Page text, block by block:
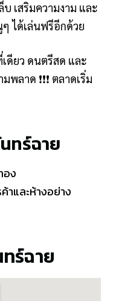
เสริมความงาม และ
ได้เล่นฟรีอีกด้วย
ดียว ดนตรีสด และ
าด ❗️❗️❗️ ตลาดเริ่ม
ทร์ฉาย
อง
าและห้างอย่าง
ร์ฉาย